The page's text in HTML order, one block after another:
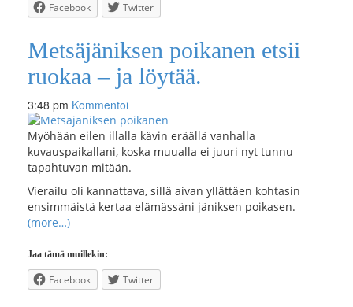
Facebook Twitter
Metsäjäniksen poikanen etsii
ruokaa – ja löytää.
3:48 pm Kommentoi
Myöhään eilen illalla kävin eräällä vanhalla
kuvauspaikallani, koska muualla ei juuri nyt tunnu
tapahtuvan mitään.
Vierailu oli kannattava, sillä aivan yllättäen kohtasin
ensimmäistä kertaa elämässäni jäniksen poikasen.
(more…)
Jaa tämä muillekin:
Facebook Twitter